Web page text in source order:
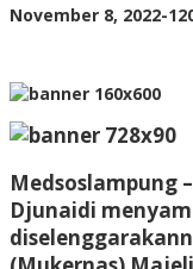
November 8, 2022by
-
Medsoslampung
Djunaidi